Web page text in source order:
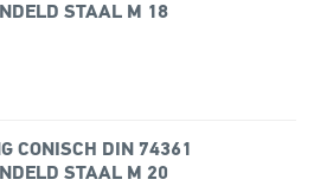
STAAL M 18
CONISCH DIN 74361
STAAL M 20